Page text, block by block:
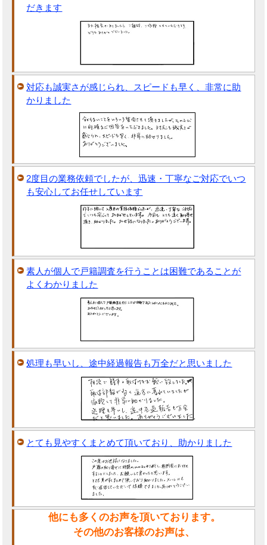
だきます
対応も誠実さが感じられ、スピードも早く、非常に助
かりました
2度目の業務依頼でしたが、迅速・丁寧なご対応でいつ
も安心してお任せしています
素人が個人で戸籍調査を行うことは困難であることが
よくわかりました
処理も早いし、途中経過報告も万全だと思いました
とても見やすくまとめて頂いており、助かりました
他にも多くのお声を頂いております。
その他のお客様のお声は、